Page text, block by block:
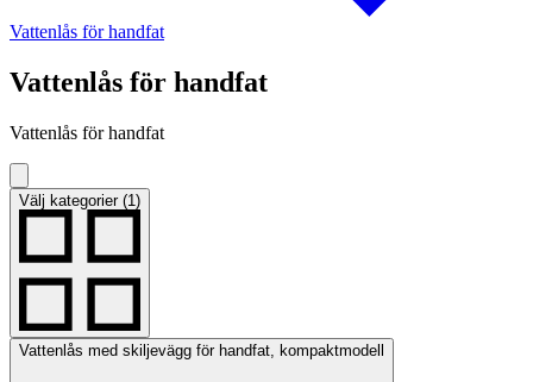
Vattenlås för handfat
Vattenlås för handfat
Vattenlås för handfat
Välj kategorier (1)
Vattenlås med skiljevägg för handfat, kompaktmodell